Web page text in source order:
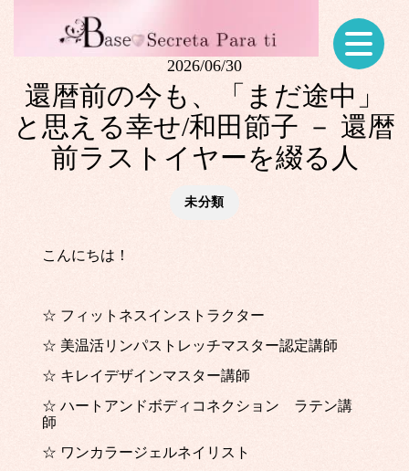
2026/06/30
還暦前の今も、「まだ途中」
と思える幸せ/和田節子 － 還暦
前ラストイヤーを綴る人
未分類
こんにちは！
☆ フィットネスインストラクター
☆ 美温活リンパストレッチマスター認定講師
☆ キレイデザインマスター講師
☆ ハートアンドボディコネクション ラテン講
師
☆ ワンカラージェルネイリスト